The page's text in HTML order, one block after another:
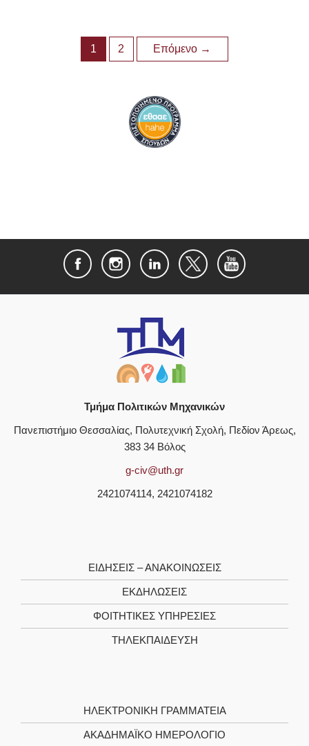
1 2 Επόμενο →
Τμήμα Πολιτικών Μηχανικών
Πανεπιστήμιο Θεσσαλίας, Πολυτεχνική Σχολή, Πεδίον Άρεως,
383 34 Βόλος
g-civ@uth.gr
2421074114, 2421074182
ΕΙΔΗΣΕΙΣ – ΑΝΑΚΟΙΝΩΣΕΙΣ
ΕΚΔΗΛΩΣΕΙΣ
ΦΟΙΤΗΤΙΚΈΣ ΥΠΗΡΕΣΊΕΣ
ΤΗΛΕΚΠΑΊΔΕΥΣΗ
ΗΛΕΚΤΡΟΝΙΚΉ ΓΡΑΜΜΑΤΕΊΑ
ΑΚΑΔΗΜΑΪΚΌ ΗΜΕΡΟΛΌΓΙΟ